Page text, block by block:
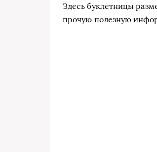
Здесь буклетницы
прочую полезную